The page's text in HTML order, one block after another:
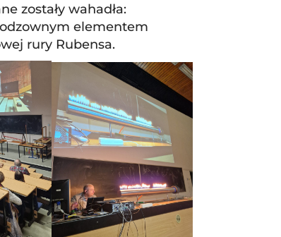
zostały wahadła:
elementem
rury Rubensa.